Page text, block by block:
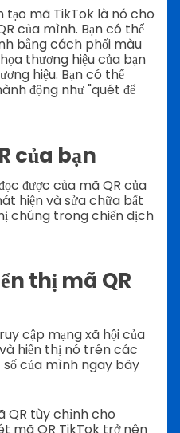
mã TikTok là nó cho
của mình. Bạn có thể
bằng cách phối màu
thương hiệu của bạn
hiệu. Bạn có thể
động như "quét để
của bạn
được của mã QR của
hiện và sửa chữa bất
chúng trong chiến dịch
thị mã QR
cập mạng xã hội của
hiển thị nó trên các
số của mình ngay bây
QR tùy chỉnh cho
mã QR TikTok trở nên